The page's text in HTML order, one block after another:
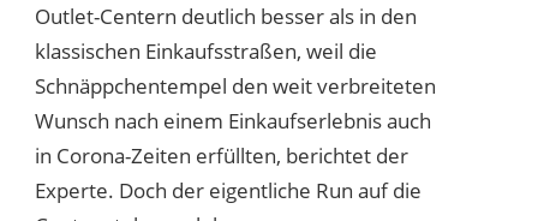
Outlet-Centern deutlich besser als in den
klassischen Einkaufsstraßen, weil die
Schnäppchentempel den weit verbreiteten
Wunsch nach einem Einkaufserlebnis auch
in Corona-Zeiten erfüllten, berichtet der
Experte. Doch der eigentliche Run auf die